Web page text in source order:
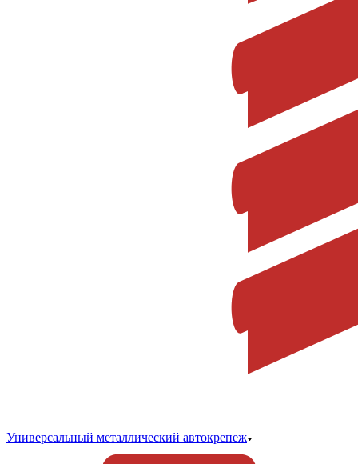
Универсальный металлический автокрепеж